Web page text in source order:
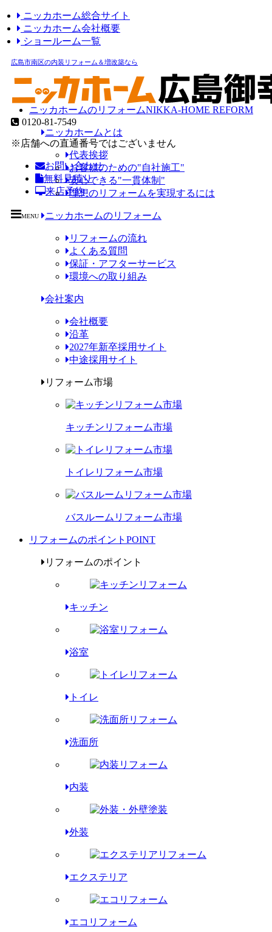
ニッカホーム総合サイト
ニッカホーム会社概要
ショールーム一覧
広島市南区の内装リフォーム＆増改築なら
0120-81-7549
※店舗への直通番号ではございません
お問い合わせ
無料見積り
来店予約
MENU
ニッカホームのリフォームNIKKA-HOME REFORM
ニッカホームとは
代表挨拶
お客様のための"自社施工"
安心できる"一貫体制"
理想のリフォームを実現するには
ニッカホームのリフォーム
リフォームの流れ
よくある質問
保証・アフターサービス
環境への取り組み
会社案内
会社概要
沿革
2027年新卒採用サイト
中途採用サイト
リフォーム市場
キッチンリフォーム市場
トイレリフォーム市場
バスルームリフォーム市場
リフォームのポイント POINT
リフォームのポイント
キッチン
浴室
トイレ
洗面所
内装
外装
エクステリア
エコリフォーム